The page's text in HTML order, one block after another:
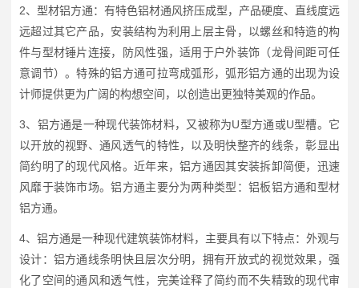
2、型材铝方通：有特色铝材通风挤压成型，产品硬度、直线度远
远超过其它产品，安装结构为利用上层主骨，以螺丝和特造的构
件与型材锤片连接，防风性强，适用于户外装饰（龙骨间距可任
意调节）。特殊的铝方通可拉弯成弧形，弧形铝方通的出现为设
计师提供更为广阔的构想空间，以创造出更独特美观的作品。
3、铝方通是一种现代装饰材料，又被称为U型方通或U型槽。它
以开放的视野、通风透气的特性，以及明快整齐的线条，彰显出
简约明了的现代风格。近年来，铝方通因其安装拆卸简便，迅速
风靡于装饰市场。铝方通主要分为两种类型：铝板铝方通和型材
铝方通。
4、铝方通是一种现代建筑装饰材料，主要具有以下特点：外观与
设计：铝方通线条明快且层次分明，拥有开放式的视觉效果，强
化了空间的通风和透气性，完美诠释了简约而不失精致的现代审